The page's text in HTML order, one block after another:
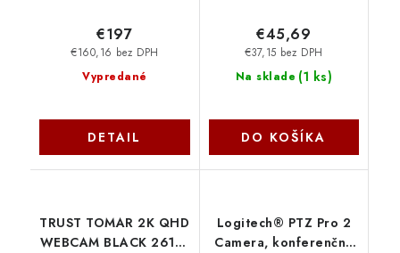
Vypredané
€160,16 bez DPH
€197
DETAIL
Na sklade (1 ks)
€37,15 bez DPH
€45,69
DO KOŠÍKA
TRUST TOMAR 2K QHD
WEBCAM BLACK 26141
Logitech® PTZ Pro 2
Camera, konferenčná